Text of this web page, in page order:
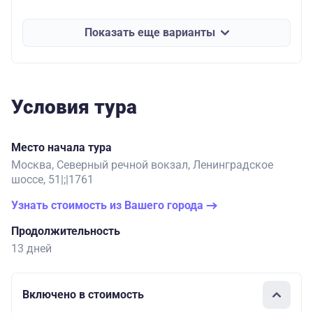
Показать еще варианты
Условия тура
Место начала тура
Москва, Северный речной вокзал, Ленинградское
шоссе, 51|;|1761
Узнать стоимость из Вашего города
Продолжительность
13 дней
Включено в стоимость